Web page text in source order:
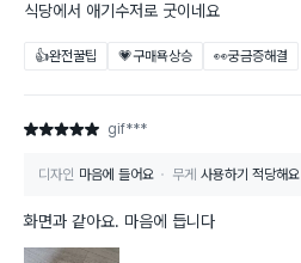
식당에서 애기수저로 굿이네요
👍완전꿀팁 💗구매욕상승 👀궁금증해결
별점 5점 gif***
디자인 마음에 들어요 무게 사용하기 적당해요
화면과 같아요. 마음에 듭니다